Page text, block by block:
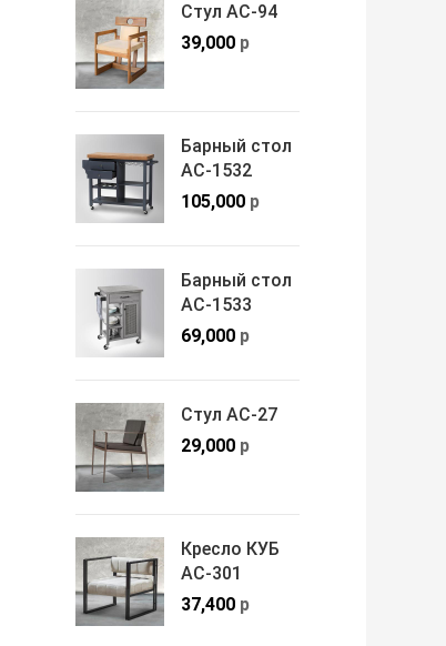
Стул АС-94
39,000р
Барный стол
АС-1532
105,000р
Барный стол
АС-1533
69,000р
Стул АС-27
29,000р
Кресло КУБ
АС-301
37,400р